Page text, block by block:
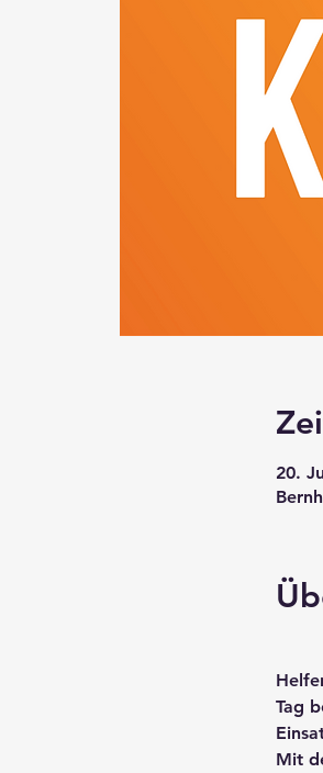
20.
Tag
Mit